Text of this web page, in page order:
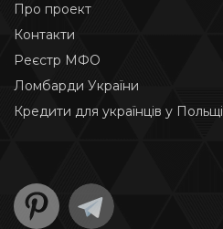
Про проект
Контакти
Реєстр МФО
Ломбарди України
Кредити для українців у Польщі